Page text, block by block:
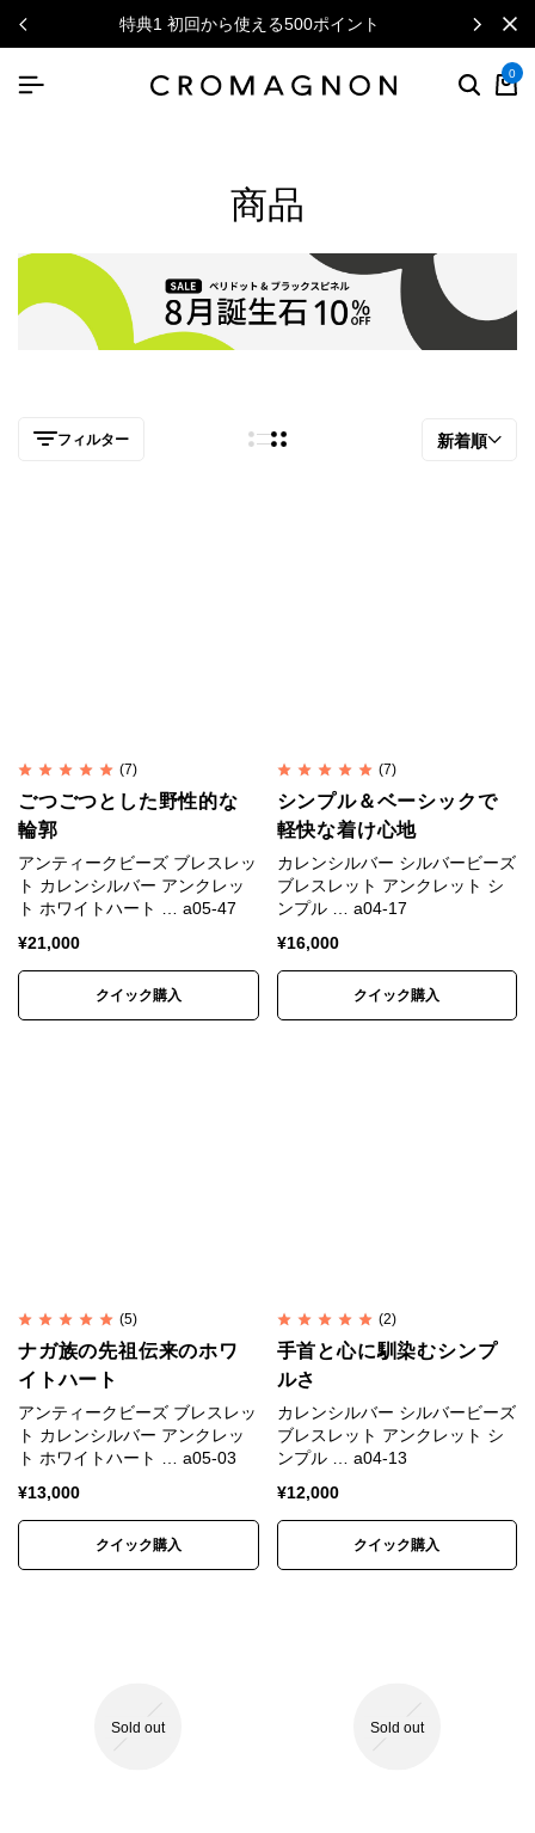
特典1 初回から使える500ポイント
0
商品
フィルター 新着順
(7)
ごつごつとした野性的な
輪郭
アンティークビーズ ブレスレッ
ト カレンシルバー アンクレッ
ト ホワイトハート … a05-47
¥21,000
クイック購入
(7)
シンプル＆ベーシックで
軽快な着け心地
カレンシルバー シルバービーズ
ブレスレット アンクレット シ
ンプル … a04-17
¥16,000
クイック購入
(5)
ナガ族の先祖伝来のホワ
イトハート
アンティークビーズ ブレスレッ
ト カレンシルバー アンクレッ
ト ホワイトハート … a05-03
¥13,000
クイック購入
(2)
手首と心に馴染むシンプ
ルさ
カレンシルバー シルバービーズ
ブレスレット アンクレット シ
ンプル … a04-13
¥12,000
クイック購入
Sold out Sold out